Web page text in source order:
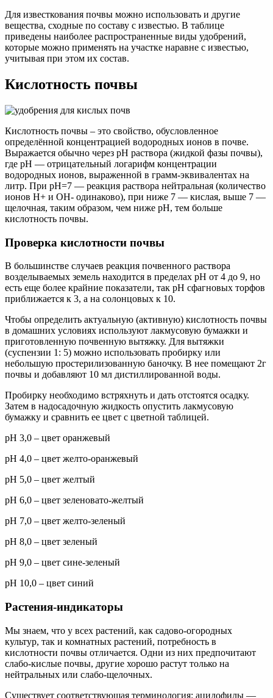
Для известкования почвы можно использовать и другие
вещества, сходные по составу с известью. В таблице
приведены наиболее распространенные виды удобрений,
которые можно применять на участке наравне с известью,
учитывая при этом их состав.
Кислотность почвы
Кислотность почвы – это свойство, обусловленное
определённой концентрацией водородных ионов в почве.
Выражается обычно через рН раствора (жидкой фазы почвы),
где рН — отрицательный логарифм концентрации
водородных ионов, выраженной в грамм-эквивалентах на
литр. При рН=7 — реакция раствора нейтральная (количество
ионов Н+ и ОН- одинаково), при ниже 7 — кислая, выше 7 —
щелочная, таким образом, чем ниже рН, тем больше
кислотность почвы.
Проверка кислотности почвы
В большинстве случаев реакция почвенного раствора
возделываемых земель находится в пределах рН от 4 до 9, но
есть еще более крайние показатели, так рН сфагновых торфов
приближается к 3, а на солонцовых к 10.
Чтобы определить актуальную (активную) кислотность почвы
в домашних условиях используют лакмусовую бумажки и
приготовленную почвенную вытяжку. Для вытяжки
(суспензии 1: 5) можно использовать пробирку или
небольшую простерилизованную баночку. В нее помещают 2г
почвы и добавляют 10 мл дистиллированной воды.
Пробирку необходимо встряхнуть и дать отстоятся осадку.
Затем в надосадочную жидкость опустить лакмусовую
бумажку и сравнить ее цвет с цветной таблицей.
рН 3,0 – цвет оранжевый
рН 4,0 – цвет желто-оранжевый
рН 5,0 – цвет желтый
рН 6,0 – цвет зеленовато-желтый
рН 7,0 – цвет желто-зеленый
рН 8,0 – цвет зеленый
рН 9,0 – цвет сине-зеленый
рН 10,0 – цвет синий
Растения-индикаторы
Мы знаем, что у всех растений, как садово-огородных
культур, так и комнатных растений, потребность в
кислотности почвы отличается. Одни из них предпочитают
слабо-кислые почвы, другие хорошо растут только на
нейтральных или слабо-щелочных.
Существует соответствующая терминология: ацидофилы —